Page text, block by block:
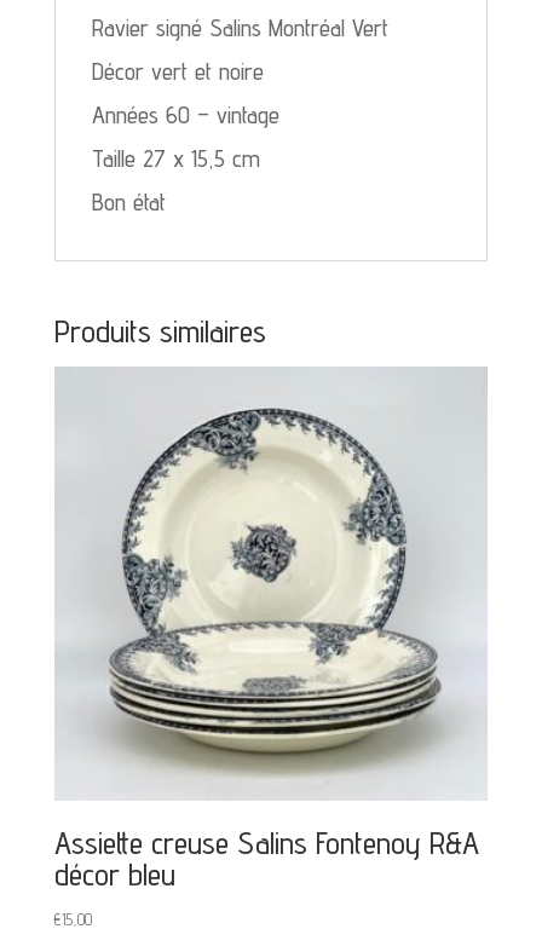
Ravier signé Salins Montréal Vert
Décor vert et noire
Années 60 – vintage
Taille 27 x 15,5 cm
Bon état
Produits similaires
Assiette creuse Salins Fontenoy R&A
décor bleu
€15,00